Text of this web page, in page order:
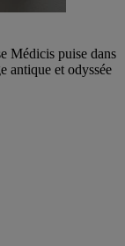
Médicis puise dans
antique et odyssée